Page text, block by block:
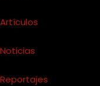
Artículos
Noticias
Reportajes